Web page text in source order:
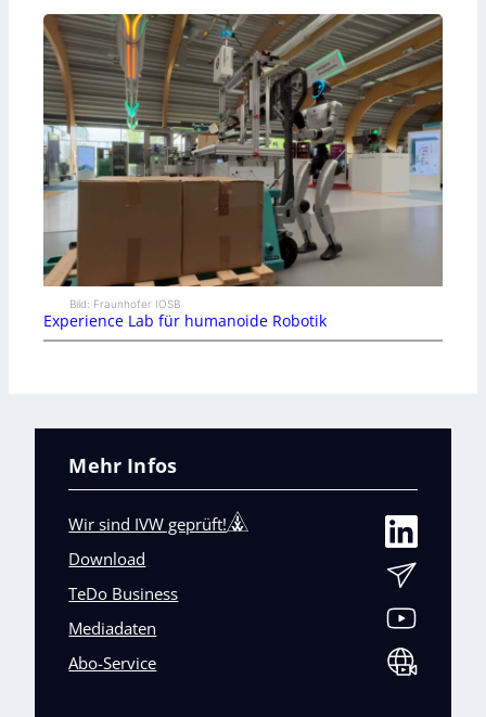
Bild: Fraunhofer IOSB
Experience Lab für humanoide Robotik
Mehr Infos
Wir sind IVW geprüft!
Download
TeDo Business
Mediadaten
Abo-Service